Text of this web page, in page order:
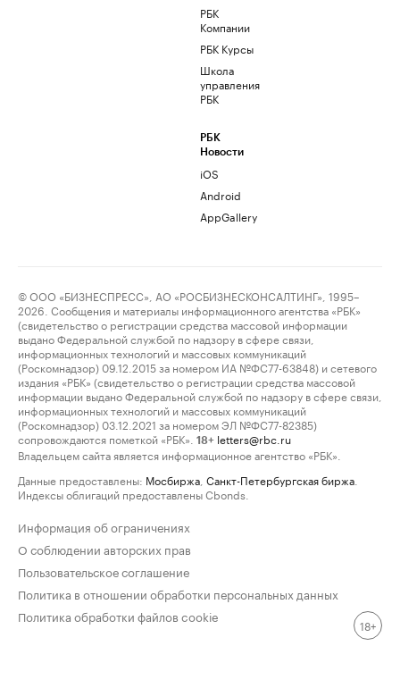
РБК
Компании
РБК Курсы
Школа
управления
РБК
РБК
Новости
iOS
Android
AppGallery
© ООО «БИЗНЕСПРЕСС», АО «РОСБИЗНЕСКОНСАЛТИНГ», 1995–
2026. Сообщения и материалы информационного агентства «РБК»
(свидетельство о регистрации средства массовой информации
выдано Федеральной службой по надзору в сфере связи,
информационных технологий и массовых коммуникаций
(Роскомнадзор) 09.12.2015 за номером ИА №ФС77-63848) и сетевого
издания «РБК» (свидетельство о регистрации средства массовой
информации выдано Федеральной службой по надзору в сфере связи,
информационных технологий и массовых коммуникаций
(Роскомнадзор) 03.12.2021 за номером ЭЛ №ФС77-82385)
сопровождаются пометкой «РБК».
18+ letters@rbc.ru
Владельцем сайта является информационное агентство «РБК».
Данные предоставлены: Мосбиржа Санкт-Петербургская биржа
Индексы облигаций предоставлены Cbonds.
Информация об ограничениях
О соблюдении авторских прав
Пользовательское соглашение
Политика в отношении обработки персональных данных
Политика обработки файлов cookie
18+